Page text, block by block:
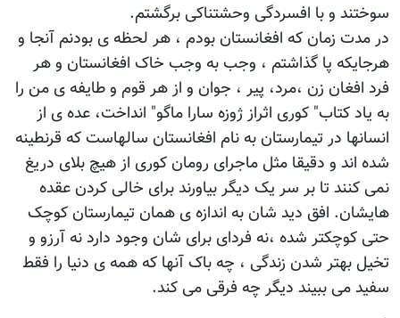
سوختند و با افسردگی وحشتناکی برگشتم.
در مدت زمان که افغانستان بودم ، هر لحظه ی بودنم آنجا و
هرجایکه پا گذاشتم ، وجب به وجب خاک افغانستان و هر
فرد افغان زن ،مرد، پیر ، جوان و از هر قوم و طایفه ی من را
به یاد کتاب" کوری اثراز ژوزه سارا ماگو" انداخت، عده ی از
انسانها در تیمارستان به نام افغانستان سالهاست که قرنطینه
شده اند و دقیقا مثل ماجرای رومان کوری از هیچ بلای دریغ
نمی کنند تا بر سر یک دیگر بیاورند برای خالی کردن عقده
هایشان. افق دید شان به اندازه ی همان تیمارستان کوچک
حتی کوچکتر شده ،نه فردای برای شان وجود دارد نه آرزو و
تخیل بهتر شدن زندگی ، چه باک آنها که همه ی دنیا را فقط
سفید می ببیند دیگر چه فرقی می کند.